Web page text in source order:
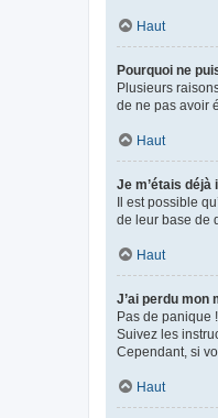
Haut
Pourquoi ne
Plusieurs
de ne pas avoir
Haut
Je m’étais
Il est possible
de leur base de
Haut
J’ai perdu mon
Pas de panique
Suivez les
Cependant, si
Haut